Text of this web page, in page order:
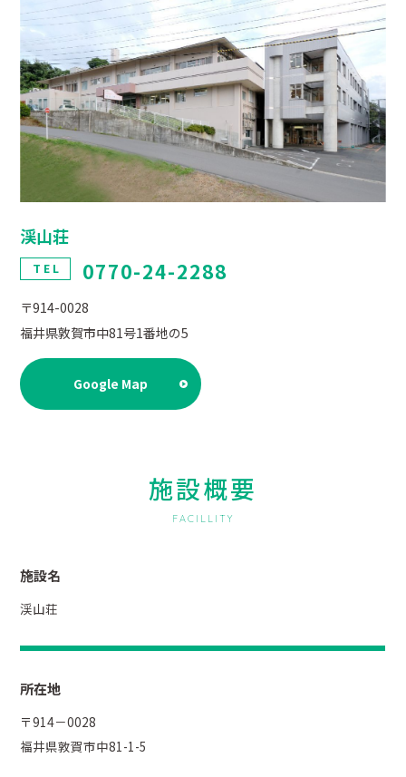
渓山荘
TEL 0770-24-2288
〒914-0028
福井県敦賀市中81号1番地の5
Google Map
施設概要
FACILLITY
施設名
渓山荘
所在地
〒914－0028
福井県敦賀市中81-1-5